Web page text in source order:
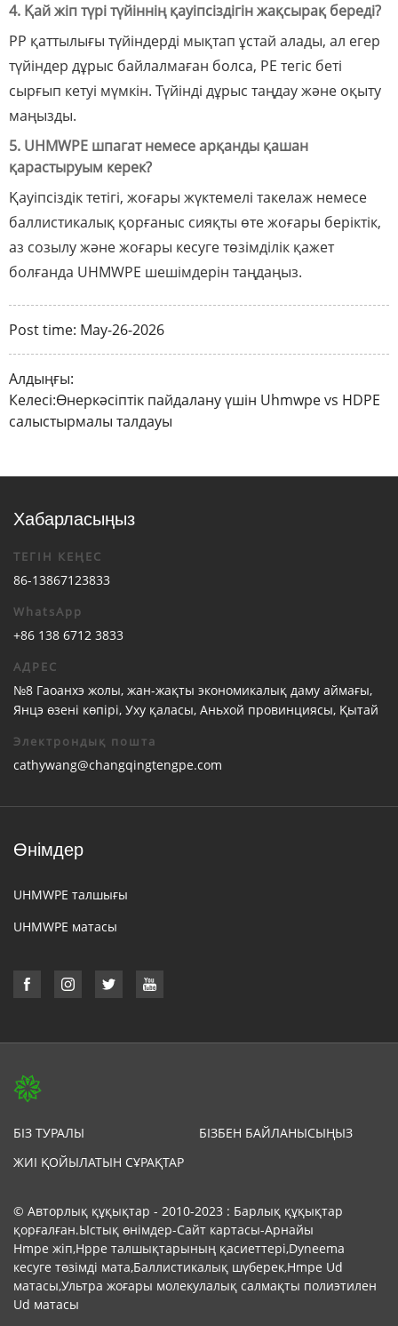
4. Қай жіп түрі түйіннің қауіпсіздігін жақсырақ береді?
PP қаттылығы түйіндерді мықтап ұстай алады, ал егер
түйіндер дұрыс байлалмаған болса, PE тегіс беті
сырғып кетуі мүмкін. Түйінді дұрыс таңдау және оқыту
маңызды.
5. UHMWPE шпагат немесе арқанды қашан
қарастыруым керек?
Қауіпсіздік тетігі, жоғары жүктемелі такелаж немесе
баллистикалық қорғаныс сияқты өте жоғары беріктік,
аз созылу және жоғары кесуге төзімділік қажет
болғанда UHMWPE шешімдерін таңдаңыз.
Post time: May-26-2026
Алдыңғы:
Келесі:Өнеркәсіптік пайдалану үшін Uhmwpe vs HDPE
салыстырмалы талдауы
Хабарласыңыз
ТЕГІН КЕҢЕС
86-13867123833
WhatsApp
+86 138 6712 3833
АДРЕС
№8 Гаоанхэ жолы, жан-жақты экономикалық даму аймағы,
Янцэ өзені көпірі, Уху қаласы, Аньхой провинциясы, Қытай
Электрондық пошта
cathywang@changqingtengpe.com
Өнімдер
UHMWPE талшығы
UHMWPE матасы
БІЗ ТУРАЛЫ
БІЗБЕН БАЙЛАНЫСЫҢЫЗ
ЖИІ ҚОЙЫЛАТЫН СҰРАҚТАР
© Авторлық құқықтар - 2010-2023 : Барлық құқықтар
қорғалған.Ыстық өнімдер-Сайт картасы-Арнайы
Hmpe жіп,Hppe талшықтарының қасиеттері,Dyneema
кесуге төзімді мата,Баллистикалық шүберек,Hmpe Ud
матасы,Ультра жоғары молекулалық салмақты полиэтилен
Ud матасы